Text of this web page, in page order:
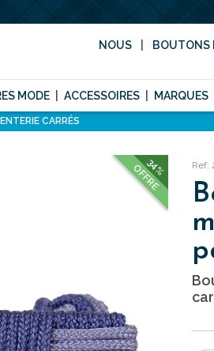
NOUS BOUTONS
MODE ACCESSOIRES MARQUES
CARRÉS
34%
OFFRE Ref: